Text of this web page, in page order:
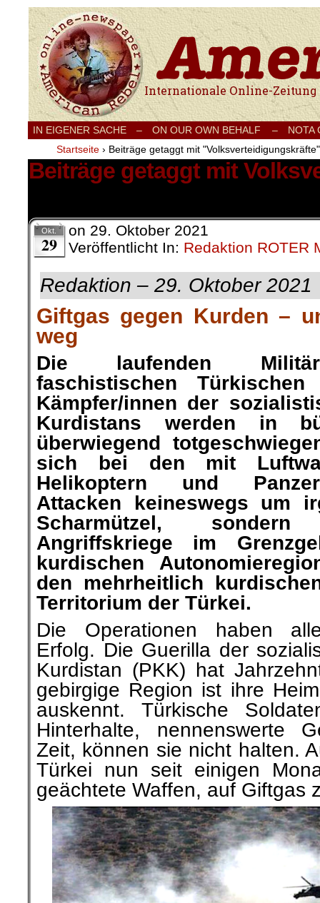
Internationale Onlinezeitung für Frieden,
IN EIGENER SACHE – ON OUR OWN BEHALF –
NOTA
Startseite › Beiträge getaggt mit "Volksverteidigungskräfte"
Beiträge getaggt mit
Okt.
29
on 29. Oktober 2021
Veröffentlicht In: Redaktion ROTER
Redaktion – 29. Oktober 2021
Giftgas gegen Kurden –
weg
Die laufenden
faschistischen
Kämpfer/innen der
Kurdistans werden in
überwiegend
sich bei den mit
Helikoptern und
Attacken keineswegs um
Scharmützel,
Angriffskriege im
kurdischen
den mehrheitlich
Territorium der Türkei.
Die Operationen haben
Erfolg. Die Guerilla der
Kurdistan (PKK) hat
gebirgige Region ist ihre
auskennt. Türkische
Hinterhalte, nennenswerte
Zeit, können sie nicht halten.
Türkei nun seit einigen
geächtete Waffen, auf Giftgas